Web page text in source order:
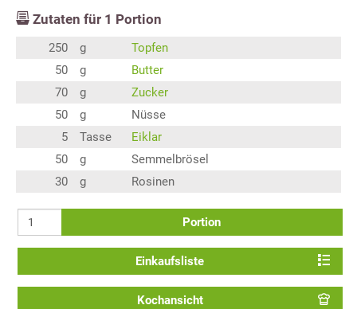
Zutaten für 1 Portion
250 g
Topfen
50
g
Butter
70
g
Zucker
50
g
Nüsse
5
Tasse
Eiklar
50
g
Semmelbrösel
30
g Rosinen
Portion
Einkaufsliste
Kochansicht